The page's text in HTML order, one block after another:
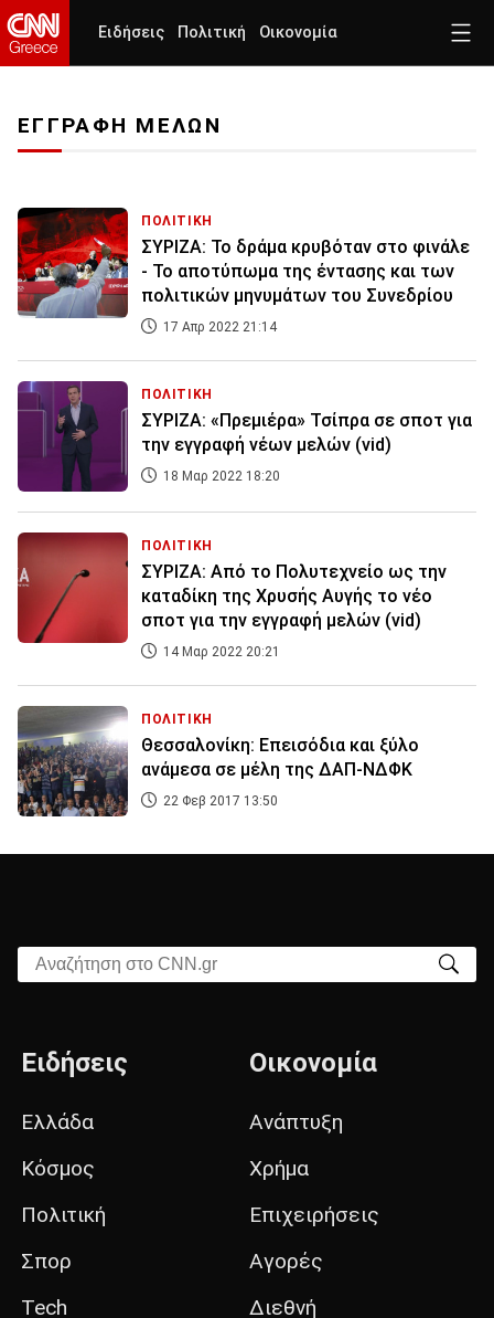
Ειδήσεις Πολιτική Οικονομία
ΕΓΓΡΑΦΗ ΜΕΛΩΝ
ΠΟΛΙΤΙΚΗ
ΣΥΡΙΖΑ: Το δράμα κρυβόταν στο φινάλε
- Το αποτύπωμα της έντασης και των
πολιτικών μηνυμάτων του Συνεδρίου
17 Απρ 2022 21:14
ΠΟΛΙΤΙΚΗ
ΣΥΡΙΖΑ: «Πρεμιέρα» Τσίπρα σε σποτ για
την εγγραφή νέων μελών (vid)
18 Μαρ 2022 18:20
ΠΟΛΙΤΙΚΗ
ΣΥΡΙΖΑ: Από το Πολυτεχνείο ως την
καταδίκη της Χρυσής Αυγής το νέο
σποτ για την εγγραφή μελών (vid)
14 Μαρ 2022 20:21
ΠΟΛΙΤΙΚΗ
Θεσσαλονίκη: Επεισόδια και ξύλο
ανάμεσα σε μέλη της ΔΑΠ-ΝΔΦΚ
22 Φεβ 2017 13:50
Αναζήτηση στο CNN.gr
Ειδήσεις
Ελλάδα
Κόσμος
Πολιτική
Σπορ
Tech
Οικονομία
Ανάπτυξη
Χρήμα
Επιχειρήσεις
Αγορές
Διεθνή